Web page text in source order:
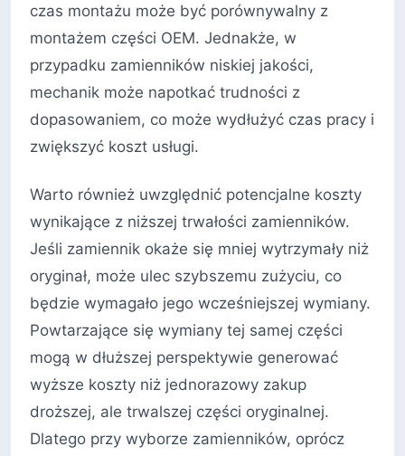
czas montażu może być porównywalny z
montażem części OEM. Jednakże, w
przypadku zamienników niskiej jakości,
mechanik może napotkać trudności z
dopasowaniem, co może wydłużyć czas pracy i
zwiększyć koszt usługi.
Warto również uwzględnić potencjalne koszty
wynikające z niższej trwałości zamienników.
Jeśli zamiennik okaże się mniej wytrzymały niż
oryginał, może ulec szybszemu zużyciu, co
będzie wymagało jego wcześniejszej wymiany.
Powtarzające się wymiany tej samej części
mogą w dłuższej perspektywie generować
wyższe koszty niż jednorazowy zakup
droższej, ale trwalszej części oryginalnej.
Dlatego przy wyborze zamienników, oprócz